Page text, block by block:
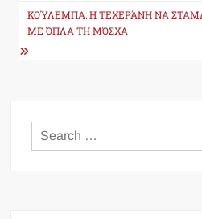
ΚΟΎΛΕΜΠΑ: Η ΤΕΧΕΡΆΝΗ ΝΑ
ΜΕ ΌΠΛΑ ΤΗ ΜΌΣΧΑ